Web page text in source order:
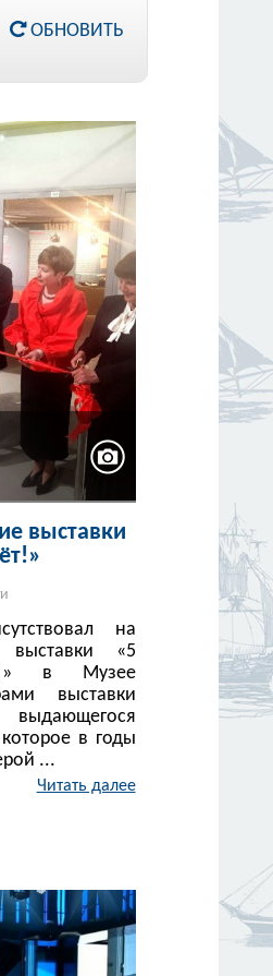
ОБНОВИТЬ
выставки
на
выставки «5
в Музее
выставки
выдающегося
в годы
...
Читать далее